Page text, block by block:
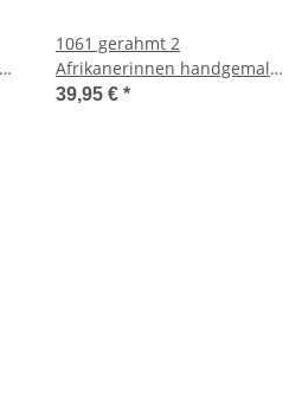
1061 gerahmt 2
Afrikanerinnen handgemalt
auf Leinwand 34 x 50 cm
39,95 € *